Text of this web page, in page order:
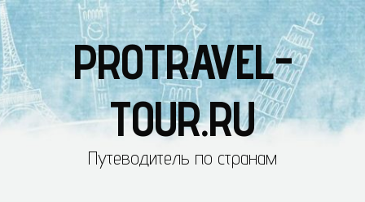
PROTRAVEL-
TOUR.RU
Путеводитель по странам